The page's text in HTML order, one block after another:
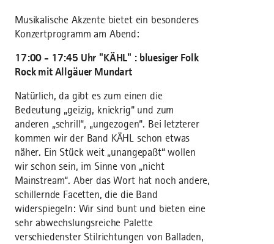
Musikalische Akzente bietet ein besonderes
Konzertprogramm am Abend:
17:00 - 17:45 Uhr "KÄHL" : bluesiger Folk
Rock mit Allgäuer Mundart
Natürlich, da gibt es zum einen die
Bedeutung „geizig, knickrig“ und zum
anderen „schrill“, „ungezogen“. Bei letzterer
kommen wir der Band KÄHL schon etwas
näher. Ein Stück weit „unangepaßt“ wollen
wir schon sein, im Sinne von „nicht
Mainstream“. Aber das Wort hat noch andere,
schillernde Facetten, die die Band
widerspiegeln: Wir sind bunt und bieten eine
sehr abwechslungsreiche Palette
verschiedenster Stilrichtungen von Balladen,